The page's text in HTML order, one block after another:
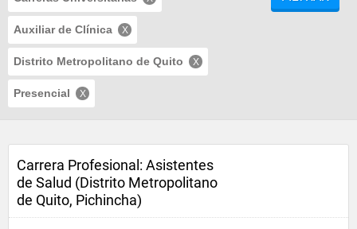
Auxiliar de Clínica
Distrito Metropolitano de Quito
Presencial
Carrera Profesional: Asistentes
de Salud (Distrito Metropolitano
de Quito, Pichincha)